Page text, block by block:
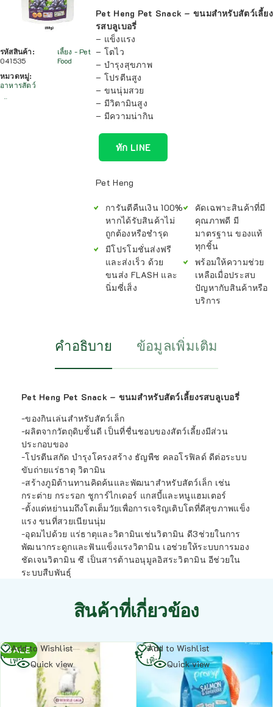
รหัสสินค้า:
041535
หมวดหมู่:
อาหารสัตว์
เลี้ยง - Pet
Food
Pet Heng Pet Snack – ขนมสำหรับสัตว์เลี้ยง
รสบลูเบอรี่
– แข็งแรง
– โตไว
– บำรุงสุขภาพ
– โปรตีนสูง
– ขนนุ่มสวย
– มีวิตามินสูง
– มีความน่ากิน
ทัก LINE
Pet Heng
การันตีคืนเงิน 100%
หากได้รับสินค้าไม่
ถูกต้องหรือชำรุด
มีโปรโมชั่นส่งฟรี
และส่งเร็ว ด้วย
ขนส่ง FLASH และ
นิ่มซี่เส็ง
คัดเฉพาะสินค้าที่มี
คุณภาพดี มี
มาตรฐาน ของแท้
ทุกชิ้น
พร้อมให้ความช่วย
เหลือเมื่อประสบ
ปัญหากับสินค้าหรือ
บริการ
คำอธิบาย ข้อมูลเพิ่มเติม
Pet Heng Pet Snack – ขนมสำหรับสัตว์เลี้ยงรสบลูเบอรี่
-ของกินเล่นสำหรับสัตว์เล็ก
-ผลิตจากวัตถุดิบชั้นดี เป็นที่ชื่นชอบของสัตว์เลี้ยงมีส่วน
ประกอบของ
-โปรตีนสกัด บำรุงโครงสร้าง ธัญพืช คลอโรฟิลด์ ดีต่อระบบ
ขับถ่ายแร่ธาตุ วิตามิน
-สร้างภูมิต้านทานคิดค้นและพัฒนาสำหรับสัตว์เล็ก เช่น
กระต่าย กระรอก ชูการ์ไกเดอร์ แกสบี้และหนูแฮมเตอร์
-ตั้งแต่หย่านมถึงโตเต็มวัยเพื่อการเจริญเติบโตที่ดีสุขภาพแข็ง
แรง ขนที่สวยเนียนนุ่ม
-อุดมไปด้วย แร่ธาตุและวิตามินเช่นวิตามิน ดี3ช่วยในการ
พัฒนากระดูกและฟันแข็งแรงวิตามิน เอช่วยให้ระบบการมอง
ชัดเจนวิตามิน ซี เป็นสารต้านอนุมูลอิสระวิตามิน อีช่วยใน
ระบบสืบพันธุ์
สินค้าที่เกี่ยวข้อง
SALE
Add to Wishlist
Quick view
อ่าน
เพิ่ม
Add to Wishlist
Quick view
อ่าน
เพิ่ม